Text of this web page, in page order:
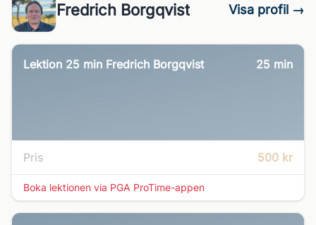
Fredrich Borgqvist Visa profil →
Lektion 25 min Fredrich Borgqvist 25 min
Pris 500 kr
Boka lektionen via PGA ProTime-appen